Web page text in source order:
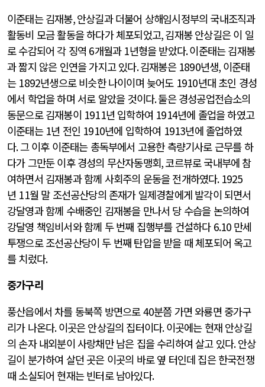
이준태는 김재봉,안상길과 더불어 상해임시정부의 국내조직과
활동비 모금 활동을 하다가 체포되었고,김재봉 안상길은 이 일
로 수감되어 각 징역 6개월과 1년형을 받았다.이준태는 김재봉
과 짧지 않은 인연을 가지고 있다.김재봉은 1890년생, 이준태
는 1892년생으로 비슷한 나이이며 늦어도 1910년대 초인 경성
에서 학업을 하며 서로 알았을 것이다.둘은 경성공업전습소의
동문으로 김재봉이 1911년 입학하여 1914년에 졸업을 하였고
이준태는 1년 전인 1910년에 입학하여 1913년에 졸업하였
다.그 이후 이준태는 총독부에서 고용한 측량기사로 근무를 하
다가 그만둔 이후 경성의 무산자동맹회,코르뷰로 국내부에 참
여하면서 김재봉과 함께 사회주의 운동을 전개하였다. 1925
년 11월 말 조선공산당의 존재가 일제경찰에게 발각이 되면서
강달영과 함께 수배중인 김재봉을 만나서 당 수습을 논의하여
강달영 책임비서와 함께 두 번째 집행부를 건설하다 6.10 만세
투쟁으로 조선공산당이 두 번째 탄압을 받을 때 체포되어 옥고
를 치렀다.
중가구리
풍산읍에서 차를 동북쪽 방면으로40분쯤 가면 와룡면 중가구
리가 나온다.이곳은 안상길의 집터이다.이곳에는 현재 안상길
의 손자 내외분이 사랑채만 남은 집을 수리하여 살고 있다.안상
길이 분가하여 살던 곳은 이곳의 바로 옆 터인데 집은 한국전쟁
때 소실되어 현재는 빈터로 남아있다.